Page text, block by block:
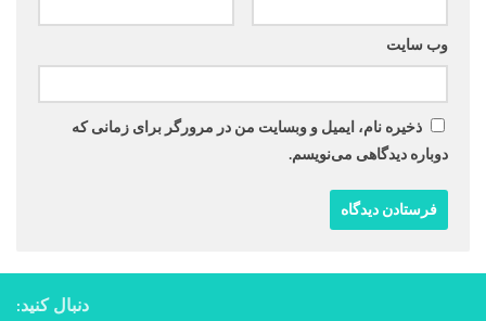
وب‌ سایت
ذخیره نام، ایمیل و وبسایت من در مرورگر برای زمانی که
دوباره دیدگاهی می‌نویسم.
دنبال کنید: